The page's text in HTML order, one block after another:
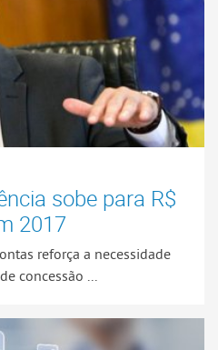
sobe para R$
2017
reforça a necessidade
concessão ...